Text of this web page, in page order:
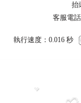
抬頭:巨
客服電話
執行速度 ：0.016 秒